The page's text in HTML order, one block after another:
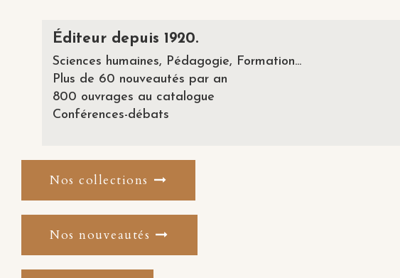
Éditeur depuis 1920.
Sciences humaines, Pédagogie, Formation...
Plus de 60 nouveautés par an
800 ouvrages au catalogue
Conférences-débats
Nos collections
Nos nouveautés